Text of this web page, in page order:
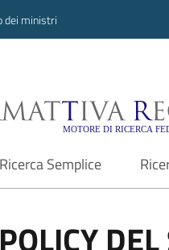
dei ministri
Ricerca Semplice